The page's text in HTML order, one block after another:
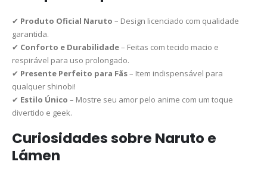
✔ Produto Oficial Naruto – Design licenciado com qualidade
garantida.
✔ Conforto e Durabilidade– Feitas com tecido macio e
respirável para uso prolongado.
✔ Presente Perfeito para Fãs– Item indispensável para
qualquer shinobi!
✔ Estilo Único – Mostre seu amor pelo anime com um toque
divertido e geek.
Curiosidades sobre Naruto e
Lámen